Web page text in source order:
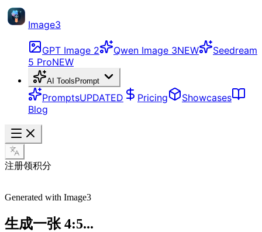
Image3
GPT Image 2 Qwen Image 3NEW
Seedream
5 ProNEW
AI Tools Prompt
PromptsUPDATED Pricing
Showcases
Blog
注册领积分
Generated with Image3
生成一张 4:5...